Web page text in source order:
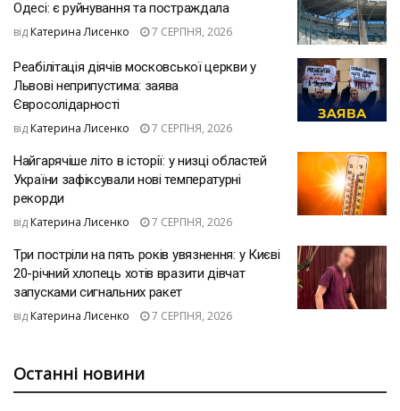
Одесі: є руйнування та постраждала
від Катерина Лисенко 7 СЕРПНЯ, 2026
Реабілітація діячів московської церкви у
Львові неприпустима: заява
Євросолідарності
від Катерина Лисенко 7 СЕРПНЯ, 2026
Найгарячіше літо в історії: у низці областей
України зафіксували нові температурні
рекорди
від Катерина Лисенко 7 СЕРПНЯ, 2026
Три постріли на пять років увязнення: у Києві
20-річний хлопець хотів вразити дівчат
запусками сигнальних ракет
від Катерина Лисенко 7 СЕРПНЯ, 2026
Останні новини